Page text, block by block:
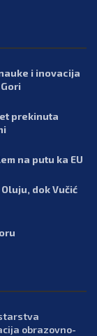
i inovacija
prekinuta
na putu ka EU
dok Vučić
obrazovno-